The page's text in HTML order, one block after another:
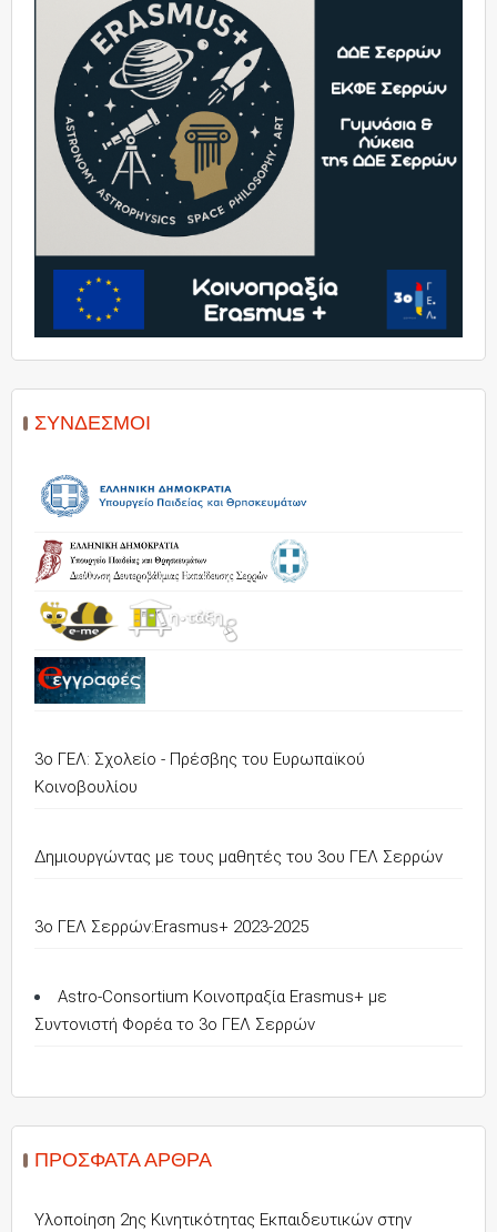
ΣΎΝΔΕΣΜΟΙ
3ο ΓΕΛ: Σχολείο - Πρέσβης του Ευρωπαϊκού
Κοινοβουλίου
Δημιουργώντας με τους μαθητές του 3ου ΓΕΛ Σερρών
3o ΓΕΛ Σερρών:Erasmus+ 2023-2025
Astro-Consortium Κοινοπραξία Erasmus+ με
Συντονιστή Φορέα το 3ο ΓΕΛ Σερρών
ΠΡΌΣΦΑΤΑ ΆΡΘΡΑ
Υλοποίηση 2ης Κινητικότητας Εκπαιδευτικών στην